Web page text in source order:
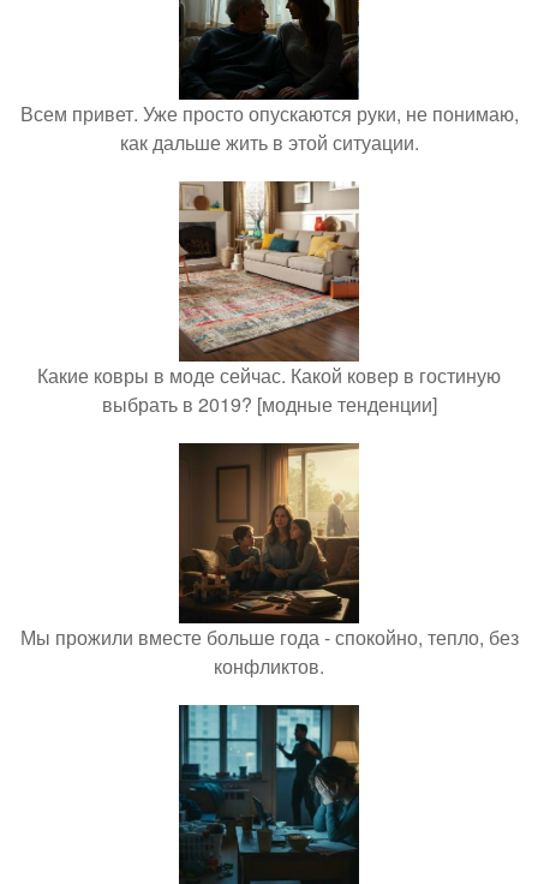
Всем привет. Уже просто опускаются руки, не понимаю,
как дальше жить в этой ситуации.
Какие ковры в моде сейчас. Какой ковер в гостиную
выбрать в 2019? [модные тенденции]
Мы прожили вместе больше года - спокойно, тепло, без
конфликтов.